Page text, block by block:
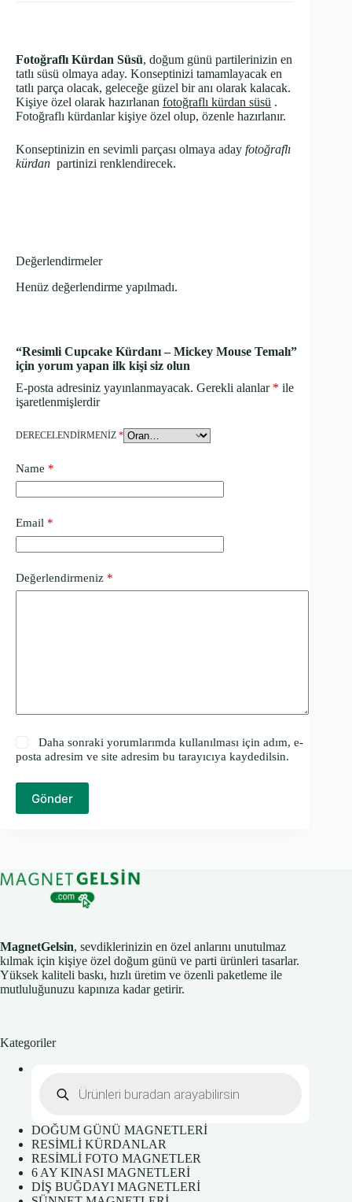
Fotoğraflı Kürdan Süsü, doğum günü partilerinizin en
tatlı süsü olmaya aday. Konseptinizi tamamlayacak en
tatlı parça olacak, geleceğe güzel bir anı olarak kalacak.
Kişiye özel olarak hazırlanan fotoğraflı kürdan süsü .
Fotoğraflı kürdanlar kişiye özel olup, özenle hazırlanır.
Konseptinizin en sevimli parçası olmaya aday fotoğraflı
kürdan partinizi renklendirecek.
Değerlendirmeler
Henüz değerlendirme yapılmadı.
“Resimli Cupcake Kürdanı – Mickey Mouse Temalı”
için yorum yapan ilk kişi siz olun
E-posta adresiniz yayınlanmayacak. Gerekli alanlar * ile
işaretlenmişlerdir
DERECELENDIRMENIZ *
Name *
Email *
Değerlendirmeniz *
Daha sonraki yorumlarımda kullanılması için adım, e-
posta adresim ve site adresim bu tarayıcıya kaydedilsin.
Gönder
MagnetGelsin, sevdiklerinizin en özel anlarını unutulmaz
kılmak için kişiye özel doğum günü ve parti ürünleri tasarlar.
Yüksek kaliteli baskı, hızlı üretim ve özenli paketleme ile
mutluluğunuzu kapınıza kadar getirir.
Kategoriler
search
DOĞUM GÜNÜ MAGNETLERİ
RESİMLİ KÜRDANLAR
RESİMLİ FOTO MAGNETLER
6 AY KINASI MAGNETLERİ
DİŞ BUĞDAYI MAGNETLERİ